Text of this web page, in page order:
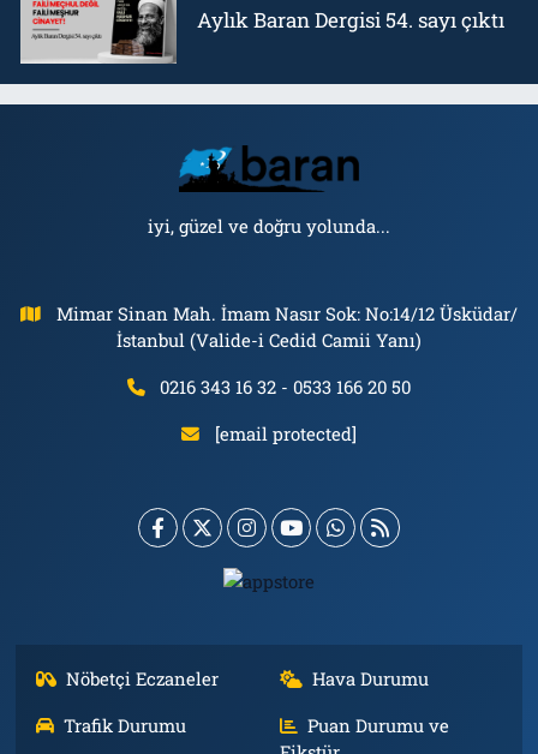
Aylık Baran Dergisi 54. sayı çıktı
iyi, güzel ve doğru yolunda...
Mimar Sinan Mah. İmam Nasır Sok: No:14/12 Üsküdar/
İstanbul (Valide-i Cedid Camii Yanı)
0216 343 16 32 - 0533 166 20 50
[email protected]
Nöbetçi Eczaneler
Hava Durumu
Trafik Durumu
Puan Durumu ve